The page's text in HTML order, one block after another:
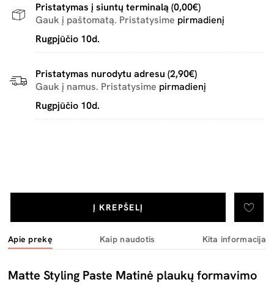
Į KREPŠELĮ
Pristatymas į siuntų terminalą (0,00€)
Gauk į paštomatą. Pristatysime pirmadienį
Rugpjūčio 10d.
Pristatymas nurodytu adresu (2,90€)
Gauk į namus. Pristatysime pirmadienį
Rugpjūčio 10d.
Apie prekę Kaip naudotis Kita informacija
Matte Styling Paste Matinė plaukų formavimo